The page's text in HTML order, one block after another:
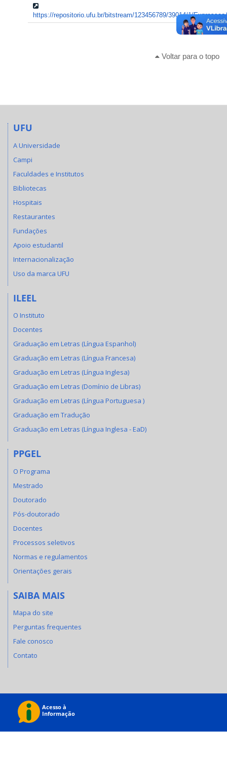
https://repositorio.ufu.br/bitstream/123456789/39014/1/
Voltar para o topo
UFU
A Universidade
Campi
Faculdades e Institutos
Bibliotecas
Hospitais
Restaurantes
Fundações
Apoio estudantil
Internacionalização
Uso da marca UFU
ILEEL
O Instituto
Docentes
Graduação em Letras (Língua Espanhol)
Graduação em Letras (Língua Francesa)
Graduação em Letras (Língua Inglesa)
Graduação em Letras (Domínio de Libras)
Graduação em Letras (Língua Portuguesa )
Graduação em Tradução
Graduação em Letras (Língua Inglesa - EaD)
PPGEL
O Programa
Mestrado
Doutorado
Pós-doutorado
Docentes
Processos seletivos
Normas e regulamentos
Orientações gerais
SAIBA MAIS
Mapa do site
Perguntas frequentes
Fale conosco
Contato